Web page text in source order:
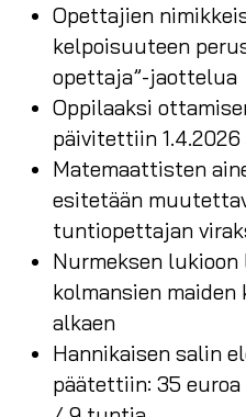
Opettajien
kelpoisuuteen
opettaja”-jaottelua
Oppilaaksi
päivitettiin 1.4.2026
Matemaattisten
esitetään
tuntiopettajan
Nurmeksen
kolmansien maiden
alkaen
Hannikaisen salin
päätettiin: 35